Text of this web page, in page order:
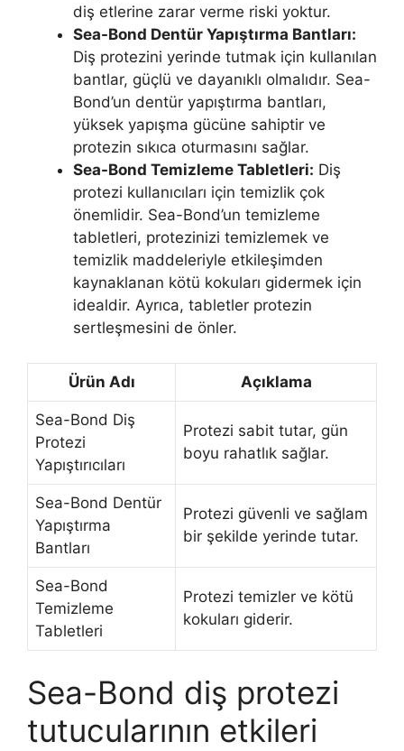
diş etlerine zarar verme riski yoktur.
Sea-Bond Dentür Yapıştırma Bantları:
Diş protezini yerinde tutmak için kullanılan
bantlar, güçlü ve dayanıklı olmalıdır. Sea-
Bond’un dentür yapıştırma bantları,
yüksek yapışma gücüne sahiptir ve
protezin sıkıca oturmasını sağlar.
Sea-Bond Temizleme Tabletleri: Diş
protezi kullanıcıları için temizlik çok
önemlidir. Sea-Bond’un temizleme
tabletleri, protezinizi temizlemek ve
temizlik maddeleriyle etkileşimden
kaynaklanan kötü kokuları gidermek için
idealdir. Ayrıca, tabletler protezin
sertleşmesini de önler.
Ürün Adı Açıklama
Sea-Bond Diş
Protezi
Yapıştırıcıları
Protezi sabit tutar, gün
boyu rahatlık sağlar.
Sea-Bond Dentür
Yapıştırma
Bantları
Protezi güvenli ve sağlam
bir şekilde yerinde tutar.
Sea-Bond
Temizleme
Tabletleri
Protezi temizler ve kötü
kokuları giderir.
Sea-Bond diş protezi
tutucularının etkileri